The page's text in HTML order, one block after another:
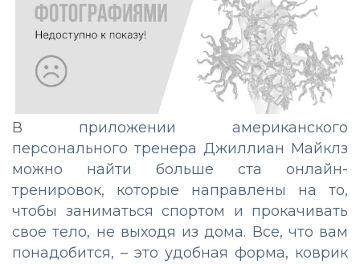
В приложении американского
персонального тренера Джиллиан Майклз
можно найти больше ста онлайн-
тренировок, которые направлены на то,
чтобы заниматься спортом и прокачивать
свое тело, не выходя из дома. Все, что вам
понадобится, – это удобная форма, коврик